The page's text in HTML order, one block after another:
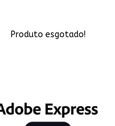
Produto esgotado!